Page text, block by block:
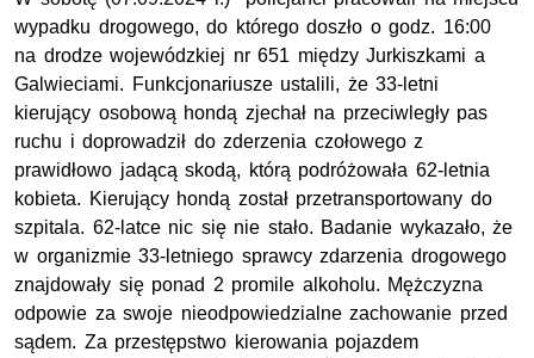
wypadku drogowego, do którego doszło o godz. 16:00
na drodze wojewódzkiej nr 651 między Jurkiszkami a
Galwieciami. Funkcjonariusze ustalili, że 33-letni
kierujący osobową hondą zjechał na przeciwległy pas
ruchu i doprowadził do zderzenia czołowego z
prawidłowo jadącą skodą, którą podróżowała 62-letnia
kobieta. Kierujący hondą został przetransportowany do
szpitala. 62-latce nic się nie stało. Badanie wykazało, że
w organizmie 33-letniego sprawcy zdarzenia drogowego
znajdowały się ponad 2 promile alkoholu. Mężczyzna
odpowie za swoje nieodpowiedzialne zachowanie przed
sądem. Za przestępstwo kierowania pojazdem